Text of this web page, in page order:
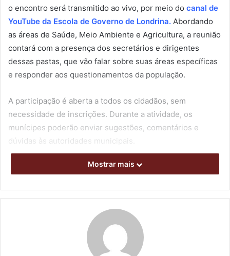
o encontro será transmitido ao vivo, por meio do canal de
YouTube da Escola de Governo de Londrina. Abordando
as áreas de Saúde, Meio Ambiente e Agricultura, a reunião
contará com a presença dos secretários e dirigentes
dessas pastas, que vão falar sobre suas áreas específicas
e responder aos questionamentos da população.
A participação é aberta a todos os cidadãos, sem
necessidade de inscrições. Durante a atividade, os
munícipes poderão enviar sugestões, comentários e
dúvidas às autoridades municipais.
O objetivo das audiências públicas do PPA é possibilitar a
Plurianual, que orientará a Lei de Diretrizes Orçamentárias
(LDO) e a Lei Orçamentária Anual (LOA) durante o seu
período de vigência. Trata-se de um instrumento de
planejamento de médio prazo que reúne as diretrizes,
objetivos e metas de execução pela Prefeitura, de acordo
Mostrar mais